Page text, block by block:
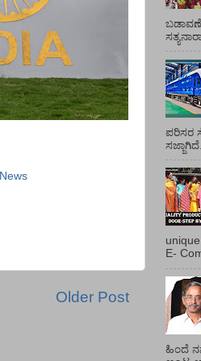
News
Older Post
ಪರಿಸರ
E-
ಹಿಂದೆ